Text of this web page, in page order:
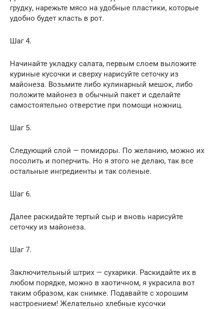
грудку, нарежьте мясо на удобные пластики, которые
удобно будет класть в рот.
Шаг 4.
Начинайте укладку салата, первым слоем выложите
куриные кусочки и сверху нарисуйте сеточку из
майонеза. Возьмите либо кулинарный мешок, либо
положите майонез в обычный пакет и сделайте
самостоятельно отверстие при помощи ножниц.
Шаг 5.
Следующий слой — помидоры. По желанию, можно их
посолить и поперчить. Но я этого не делаю, так все
остальные ингредиенты и так соленые.
Шаг 6.
Далее раскидайте тертый сыр и вновь нарисуйте
сеточку из майонеза.
Шаг 7.
Заключительный штрих — сухарики. Раскидайте их в
любом порядке, можно в хаотичном, я украсила вот
таким образом, как снимке. Подавайте с хорошим
настроением! Желательно хлебные кусочки